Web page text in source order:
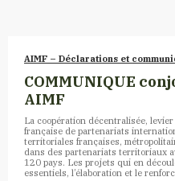
AIMF – Déclarations et
COMMUNIQUE
AIMF
La coopération décentralisée,
française de partenariats
territoriales françaises,
dans des partenariats territoriaux
120 pays. Les projets qui en
essentiels, l’élaboration et le